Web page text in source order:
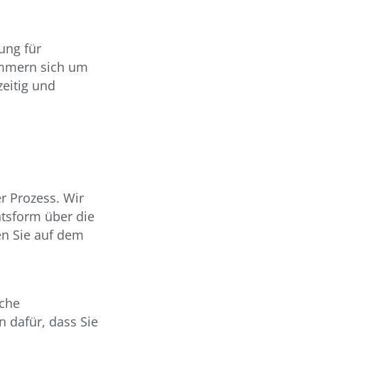
für
sich um
und
Prozess. Wir
über die
Sie auf dem
dafür, dass Sie